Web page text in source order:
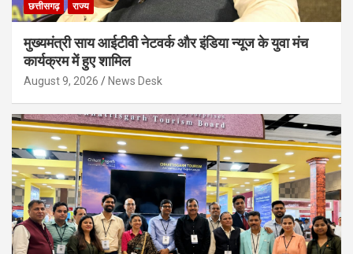
छत्तीसगढ़ राज्य
मुख्यमंत्री साय आईटीवी नेटवर्क और इंडिया न्यूज के युवा मंच
कार्यक्रम में हुए शामिल
August 9, 2026 News Desk